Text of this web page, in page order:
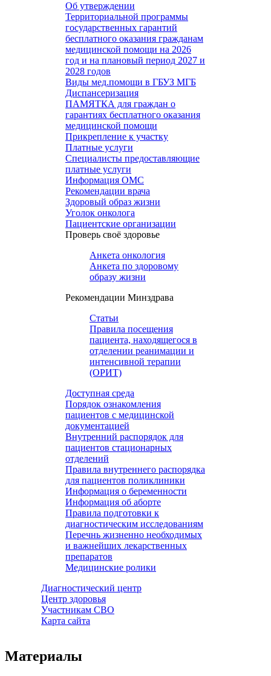
Об утверждении
Территориальной программы
государственных гарантий
бесплатного оказания гражданам
медицинской помощи на 2026
год и на плановый период 2027 и
2028 годов
Виды мед.помощи в ГБУЗ МГБ
Диспансеризация
ПАМЯТКА для граждан о
гарантиях бесплатного оказания
медицинской помощи
Прикрепление к участку
Платные услуги
Специалисты предоставляющие
платные услуги
Информация ОМС
Рекомендации врача
Здоровый образ жизни
Уголок онколога
Пациентские организации
Проверь своё здоровье
Анкета онкология
Анкета по здоровому
образу жизни
Рекомендации Минздрава
Статьи
Правила посещения
пациента, находящегося в
отделении реанимации и
интенсивной терапии
(ОРИТ)
Доступная среда
Порядок ознакомления
пациентов с медицинской
документацией
Внутренний распорядок для
пациентов стационарных
отделений
Правила внутреннего распорядка
для пациентов поликлиники
Информация о беременности
Информация об аборте
Правила подготовки к
диагностическим исследованиям
Перечнь жизненно необходимых
и важнейших лекарственных
препаратов
Медицинские ролики
Диагностический центр
Центр здоровья
Участникам СВО
Карта сайта
Материалы